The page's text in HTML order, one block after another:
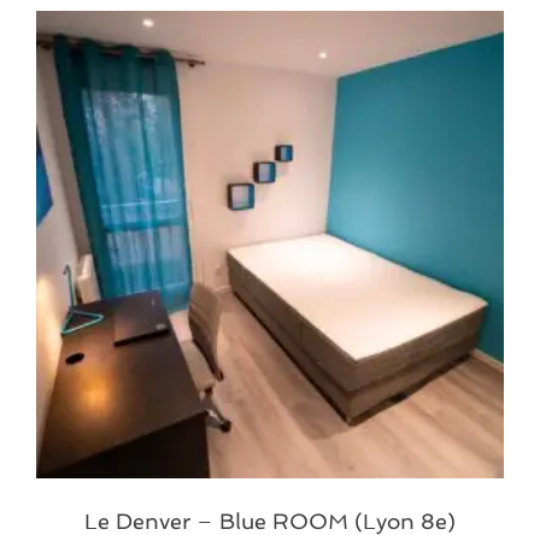
Le Denver – Blue ROOM (Lyon 8e)